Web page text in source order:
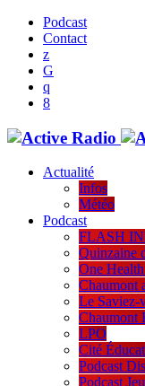
Podcast
Contact
Actualité
Infos
Météo
Podcast
FLASH
Quinzaine
One
Chaumont
Le Saviez-
Chaumont
LPO
Cité
Podcast
Podcast